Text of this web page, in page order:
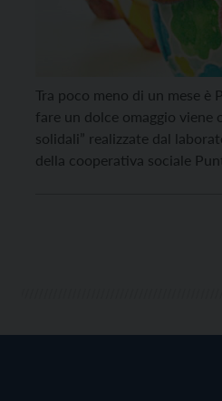
Tra poco meno di un mese è
fare un dolce omaggio viene
solidali” realizzate dal
della cooperativa sociale